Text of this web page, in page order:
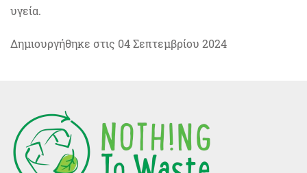
υγεία.
Δημιουργήθηκε στις 04 Σεπτεμβρίου 2024